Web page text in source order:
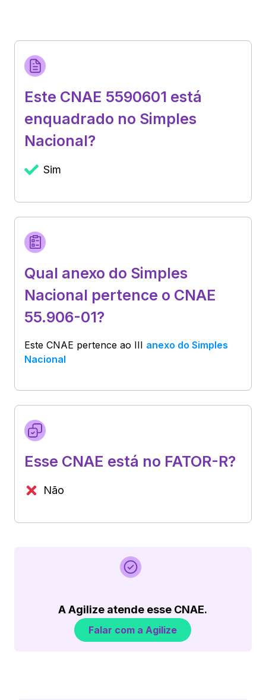
Este CNAE 5590601 está
enquadrado no Simples
Nacional?
Sim
Qual anexo do Simples
Nacional pertence o CNAE
55.906-01?
Este CNAE pertence ao III anexo do Simples
Nacional
Esse CNAE está no FATOR-R?
Não
A Agilize atende esse CNAE.
Falar com a Agilize